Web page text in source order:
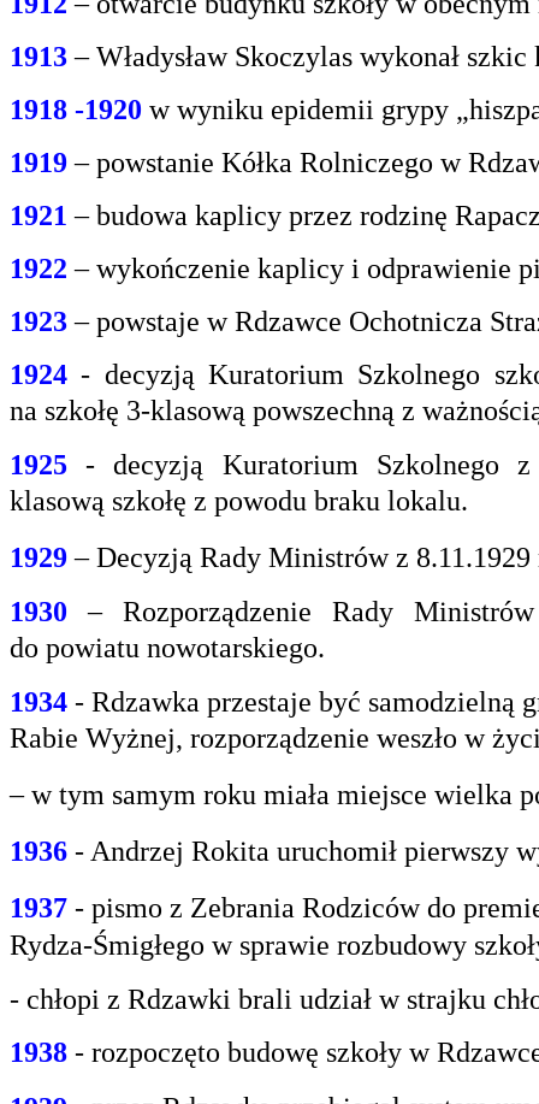
1913– Władysław Skoczylas wykonał
1918 -1920 w wyniku epidemii grypy
1919– powstanie Kółka Rolniczego w
1921 – budowa kaplicy przez rodzinę
1922 – wykończenie kaplicy i odprawienie
1923– powstaje w Rdzawce Ochotnicza
1924 - decyzją Kuratorium Szkolnego
na szkołę 3-klasową powszechną z
1925 - decyzją Kuratorium Szkolnego
klasową szkołę z powodu braku lokalu.
1929– Decyzją Rady Ministrów z
1930 – Rozporządzenie Rady
do powiatu nowotarskiego.
1934 - Rdzawka przestaje być samodzielną
Rabie Wyżnej, rozporządzenie weszło w
– w tym samym roku miała miejsce wielka
1936 - Andrzej Rokita uruchomił pierwszy
1937 - pismo z Zebrania Rodziców do
Rydza-Śmigłego w sprawie rozbudowy
- chłopi z Rdzawki brali udział w strajku
1938 - rozpoczęto budowę szkoły w